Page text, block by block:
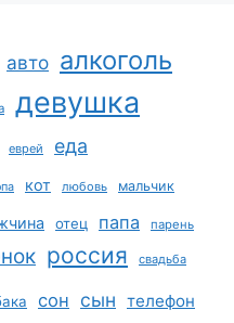
авто алкоголь
девушка
еврей еда
кот любовь мальчик
отец папа парень
россия свадьба
сон сын телефон